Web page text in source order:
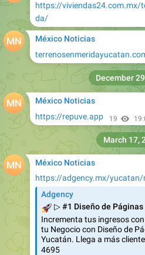
https://
da/
México Noticias
México Noticias
https://repuve.app
19
December
México Noticias
https://adgency.mx/
Adgency
▷ #1 Diseño de
Incrementa tus ingresos
tu Negocio con Diseño de
Yucatán. Llega a más
4695
March 17,